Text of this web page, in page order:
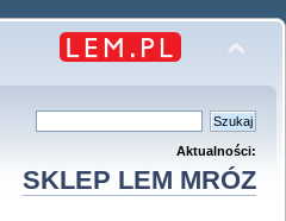
Aktualności:
SKLEP LEM MRÓZ